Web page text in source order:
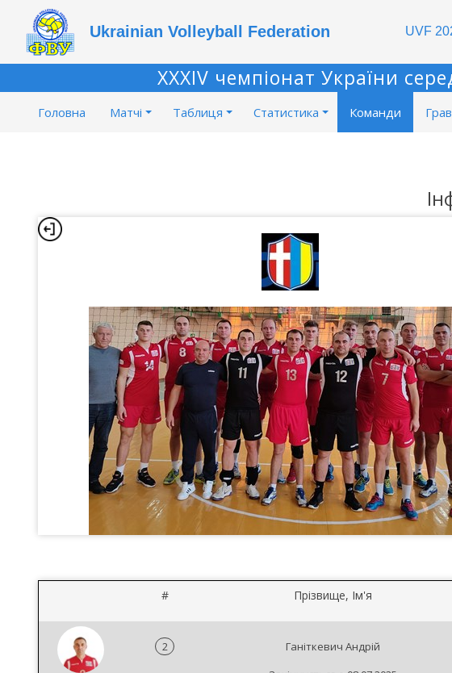
Ukrainian Volleyball Federation UVF
XXXIV чемпіонат України
Головна Матчі Таблиця Статистика Команди
# Прізвище, Ім'я
2
Ганіткевич Андрій